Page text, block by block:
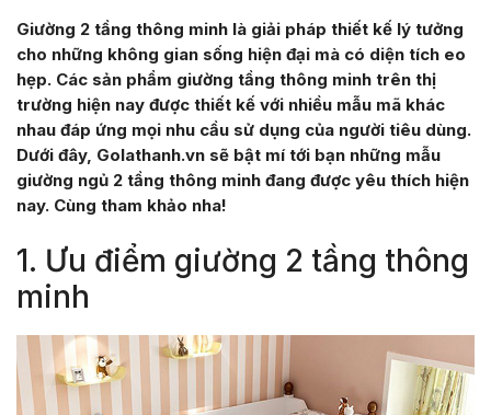
Giường 2 tầng thông minh là giải pháp thiết kế lý tưởng
cho những không gian sống hiện đại mà có diện tích eo
hẹp. Các sản phẩm giường tầng thông minh trên thị
trường hiện nay được thiết kế với nhiều mẫu mã khác
nhau đáp ứng mọi nhu cầu sử dụng của người tiêu dùng.
Dưới đây, Golathanh.vn sẽ bật mí tới bạn những mẫu
giường ngủ 2 tầng thông minh đang được yêu thích hiện
nay. Cùng tham khảo nha!
1. Ưu điểm giường 2 tầng thông
minh